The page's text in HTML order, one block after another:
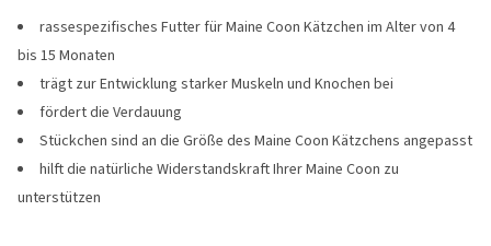
rassespezifisches Futter für Maine Coon Kätzchen im Alter von 4
bis 15 Monaten
trägt zur Entwicklung starker Muskeln und Knochen bei
fördert die Verdauung
Stückchen sind an die Größe des Maine Coon Kätzchens angepasst
hilft die natürliche Widerstandskraft Ihrer Maine Coon zu
unterstützen